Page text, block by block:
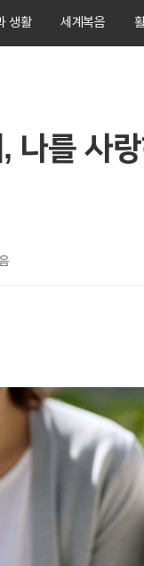
생활 세계복음
나를 사